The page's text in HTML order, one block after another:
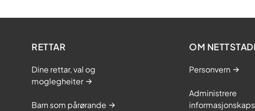
RETTAR
Dine rettar, val og
moglegheiter
Barn som pårørande
OM
Personvern
Administrere